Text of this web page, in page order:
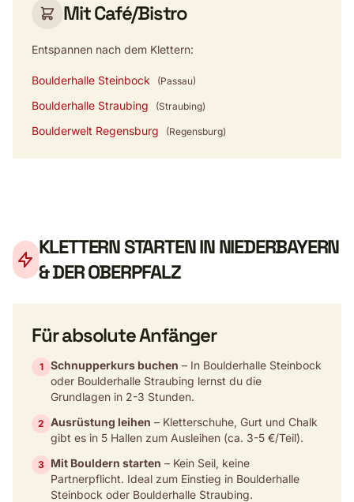
Mit Café/Bistro
Entspannen nach dem Klettern:
Boulderhalle Steinbock (Passau)
Boulderhalle Straubing (Straubing)
Boulderwelt Regensburg (Regensburg)
KLETTERN STARTEN IN NIEDERBAYERN
& DER OBERPFALZ
Für absolute Anfänger
1 Schnupperkurs buchen – In Boulderhalle Steinbock
oder Boulderhalle Straubing lernst du die
Grundlagen in 2-3 Stunden.
2 Ausrüstung leihen – Kletterschuhe, Gurt und Chalk
gibt es in 5 Hallen zum Ausleihen (ca. 3-5 €/Teil).
3 Mit Bouldern starten – Kein Seil, keine
Partnerpflicht. Ideal zum Einstieg in Boulderhalle
Steinbock oder Boulderhalle Straubing.